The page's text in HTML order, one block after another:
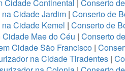
Cidade Continental | Conserto
Cidade Jardim | Conserto de
Cidade Kemel | Conserto de
Mae do Céu | Conserto
Cidade São Francisco |
na Cidade Tiradentes |